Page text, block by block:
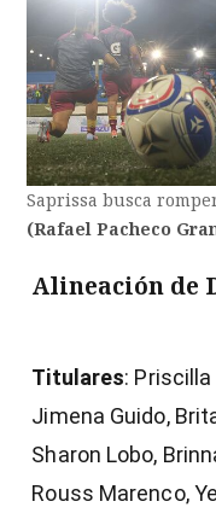
Saprissa busca
(Rafael Pacheco
Alineación de
Titulares: Priscilla
Jimena Guido,
Sharon Lobo,
Rouss Marenco,